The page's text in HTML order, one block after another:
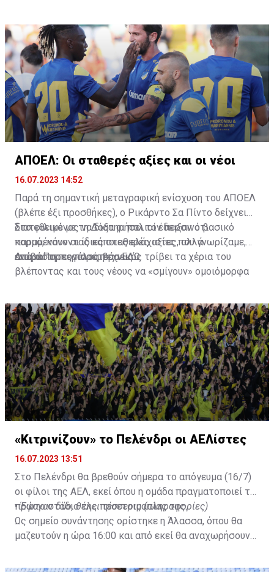
ΑΠΟΕΛ: Οι σταθερές αξίες και οι νέοι
16.07.2023 14:52
Παρά τη σημαντική μεταγραφική ενίσχυση του ΑΠΟΕΛ
(βλέπε έξι προσθήκες), ο Ρικάρντο Σα Πίντο δείχνει
διατεθειμένος να διατηρήσει τον περσινό βασικό
κορμό, κάνοντας κάποιες ελάχιστες, αλλά
απαραίτητες παρεμβάσεις.
Στο φιλικό με τη Δόξα οι παλιοί έδειξαν ότι
παραμένουν οι ίδιες σταθερές αξίες που γνωρίζαμε,
ενώ ο Πορτογάλος τεχνικός τρίβει τα χέρια του
βλέποντας και τους νέους να «σμίγουν» ομοιόμορφα
Διαβάστε περισσότεραΕΔΩ.
«Κιτρινίζουν» το Πελένδρι οι ΑΕΛίστες
16.07.2023 13:51
Στο Πελένδρι θα βρεθούν σήμερα το απόγευμα (16/7)
οι φίλοι της ΑΕΛ, εκεί όπου η ομάδα πραγματοποιεί το
πρώτο στάδιο της προετοιμασίας της.
•Έφυγαν δύο, θέλει τέσσερις (πληροφορίες)
Ως σημείο συνάντησης ορίστηκε η Άλασσα, όπου θα
μαζευτούν η ώρα 16:00 και από εκεί θα αναχωρήσουν
δώοσυν το παρών τους στην απογευματινή προπόνηση